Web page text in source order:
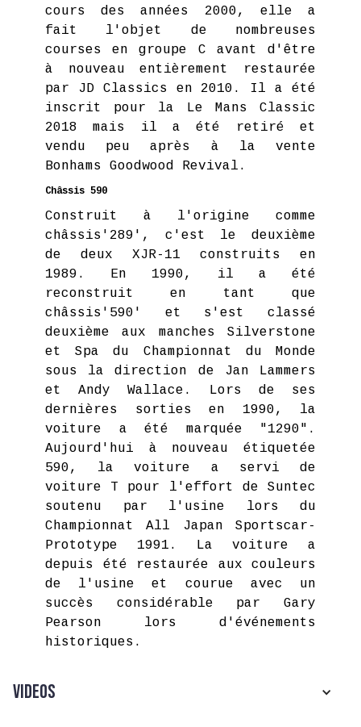
cours des années 2000, elle a
fait l'objet de nombreuses
courses en groupe C avant d'être
à nouveau entièrement restaurée
par JD Classics en 2010. Il a été
inscrit pour la Le Mans Classic
2018 mais il a été retiré et
vendu peu après à la vente
Bonhams Goodwood Revival.
Châssis 590
Construit à l'origine comme
châssis'289', c'est le deuxième
de deux XJR-11 construits en
1989. En 1990, il a été
reconstruit en tant que
châssis'590' et s'est classé
deuxième aux manches Silverstone
et Spa du Championnat du Monde
sous la direction de Jan Lammers
et Andy Wallace. Lors de ses
dernières sorties en 1990, la
voiture a été marquée "1290".
Aujourd'hui à nouveau étiquetée
590, la voiture a servi de
voiture T pour l'effort de Suntec
soutenu par l'usine lors du
Championnat All Japan Sportscar-
Prototype 1991. La voiture a
depuis été restaurée aux couleurs
de l'usine et courue avec un
succès considérable par Gary
Pearson lors d'événements
historiques.
Videos